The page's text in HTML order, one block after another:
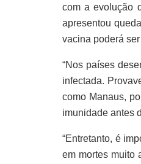
com a evolução
apresentou
vacina poderá
“Nos países
infectada.
como Manaus,
imunidade antes
“Entretanto, é
em mortes muito